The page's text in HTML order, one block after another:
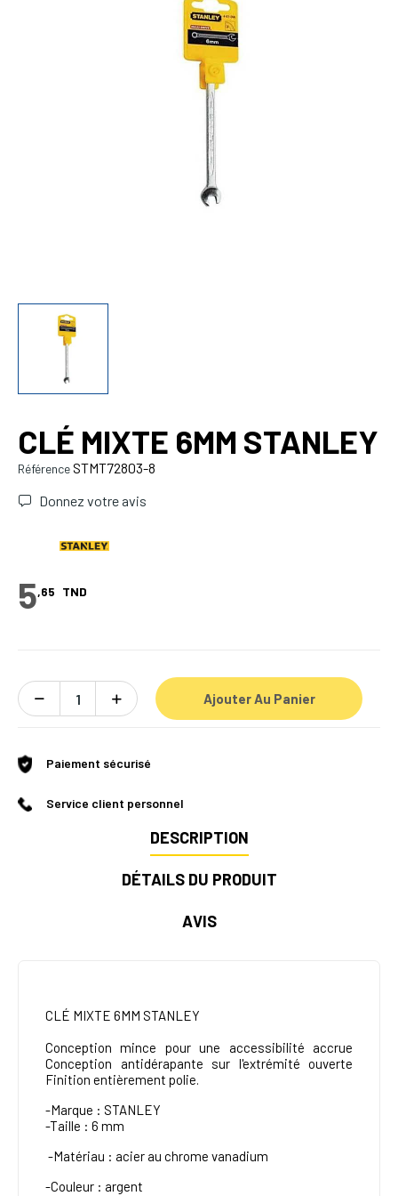
CLÉ MIXTE 6MM STANLEY
RéférenceSTMT72803-8
Donnez votre avis
5,65 TND
Ajouter Au Panier
Paiement sécurisé
Service client personnel
DESCRIPTION
DÉTAILS DU PRODUIT
AVIS
CLÉ MIXTE 6MM STANLEY
Conception mince pour une accessibilité accrue
Conception antidérapante sur l'extrémité ouverte
Finition entièrement polie.
-Marque : STANLEY
-Taille : 6 mm
-Matériau : acier au chrome vanadium
-Couleur : argent